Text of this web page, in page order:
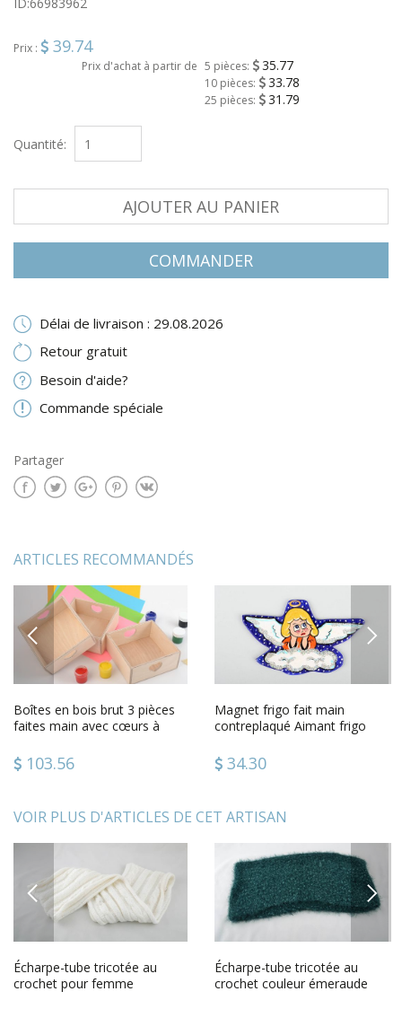
Prix : 39.74
Prix d'achat à partir de 5 pièces: 35.77
10 pièces: 33.78
25 pièces: 31.79
Quantité:
AJOUTER AU PANIER
COMMANDER
Délai de livraison : 29.08.2026
Retour gratuit
Besoin d'aide?
Commande spéciale
Partager
ARTICLES RECOMMANDÉS
PREVIOUS
Boîtes en bois brut 3 pièces
faites main avec cœurs à
103.56
Magnet frigo fait main
contreplaqué Aimant frigo
34.30
NEXT
VOIR PLUS D'ARTICLES DE CET ARTISAN
PREVIOUS
Écharpe-tube tricotée au
crochet pour femme
Écharpe-tube tricotée au
crochet couleur émeraude
NEXT